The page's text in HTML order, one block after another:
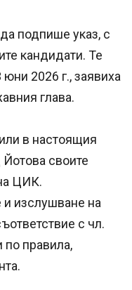
подпише указ, с
кандидати. Те
2026 г., заявиха
глава.
в настоящия
своите
ЦИК.
и изслушване на
с чл.
по правила,